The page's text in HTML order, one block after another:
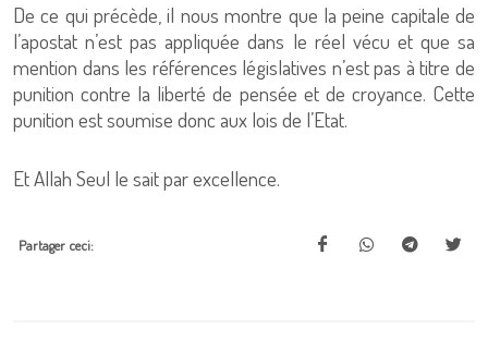
De ce qui précède, il nous montre que la peine capitale de
l’apostat n’est pas appliquée dans le réel vécu et que sa
mention dans les références législatives n’est pas à titre de
punition contre la liberté de pensée et de croyance. Cette
punition est soumise donc aux lois de l’Etat.
Et Allah Seul le sait par excellence.
Partager ceci: